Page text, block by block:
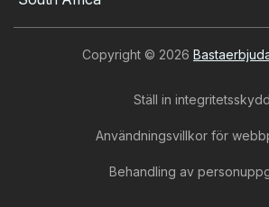
Copyright © 2026
Ställ in integritetsskydd
Användningsvillkor för
Behandling av